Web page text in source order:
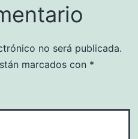
no será publicada.
marcados con *